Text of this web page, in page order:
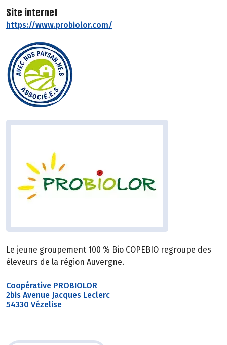
Site internet
https://www.probiolor.com/
Le jeune groupement 100 % Bio COPEBIO regroupe des
éleveurs de la région Auvergne.
Coopérative PROBIOLOR
2bis Avenue Jacques Leclerc
54330 Vézelise